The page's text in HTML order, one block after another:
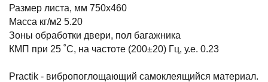
Размер листа, мм 750x460
Масса кг/м2 5.20
Зоны обработки двери, пол багажника
КМП при 25 ˚С, на частоте (200±20) Гц, у.е. 0.23
Practik - вибропоглощающий самоклеящийся материал.